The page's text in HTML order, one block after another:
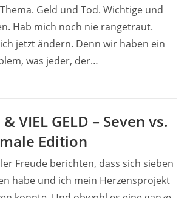
Geld und Tod. Wichtige und
Hab mich noch nie rangetraut.
jetzt ändern. Denn wir haben ein
was jeder, der…
VIEL GELD – Seven vs.
Edition
Freude berichten, dass sich sieben
habe und ich mein Herzensprojekt